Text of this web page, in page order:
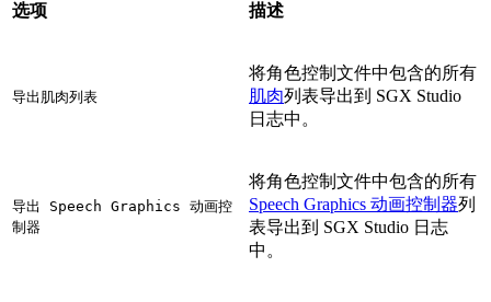
选项 描述
导出肌肉列表
将角色控制文件中包含的所有
肌肉列表导出到 SGX Studio
日志中。
导出 Speech Graphics 动画控
制器
将角色控制文件中包含的所有
Speech Graphics 动画控制器列
表导出到 SGX Studio 日志
中。